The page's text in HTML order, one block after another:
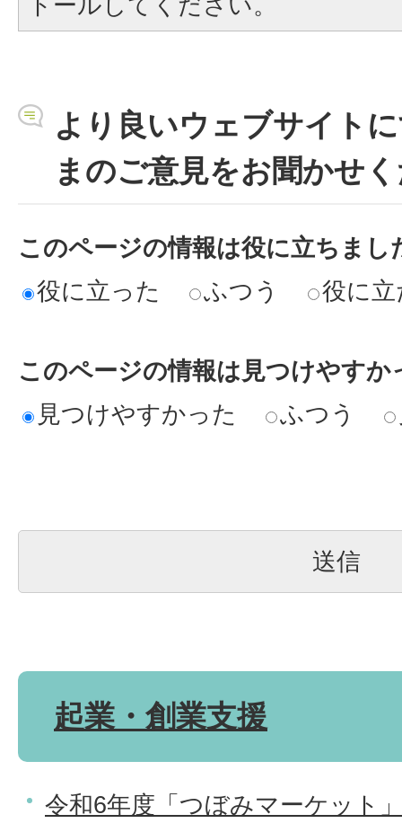
より良いウェブサイト
まのご意見をお聞かせ
このページの情報は役に立ちまし
役に立った
ふつう 役に
このページの情報は見つけやすか
見つけやすかった
ふつう
起業・創業支援
令和6年度「つぼみマーケット